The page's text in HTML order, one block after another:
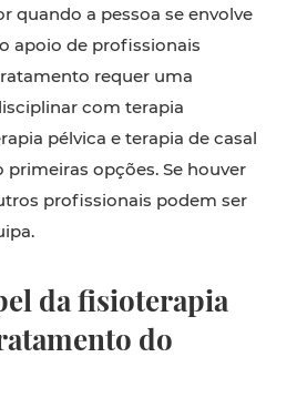
quando a pessoa se envolve
apoio de profissionais
requer uma
com terapia
pélvica e terapia de casal
opções. Se houver
profissionais podem ser
da fisioterapia
do